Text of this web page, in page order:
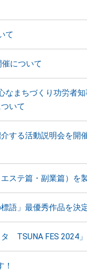
て
について
なまちづくり功労者
いて
する活動説明会を開
ステ篇・副業篇）を
語」最優秀作品を決
TSUNA FES 2024」